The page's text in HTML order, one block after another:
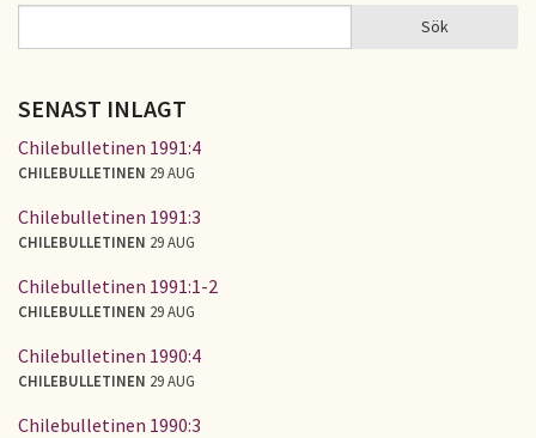
SÖKFORMULÄR Sök
SENAST INLAGT
Chilebulletinen 1991:4
CHILEBULLETINEN 29 AUG
Chilebulletinen 1991:3
CHILEBULLETINEN 29 AUG
Chilebulletinen 1991:1-2
CHILEBULLETINEN 29 AUG
Chilebulletinen 1990:4
CHILEBULLETINEN 29 AUG
Chilebulletinen 1990:3